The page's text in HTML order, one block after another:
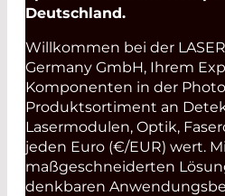
Deutschland.
Willkommen bei der LASER
Germany GmbH, Ihrem
Komponenten in der
Produktsortiment an
Lasermodulen, Optik,
jeden Euro (€/EUR) wert.
maßgeschneiderten
denkbaren